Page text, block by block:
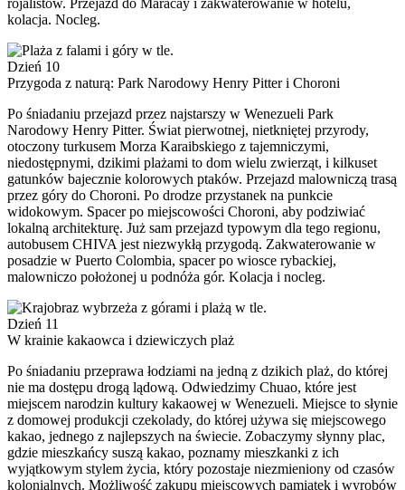
rojalistów. Przejazd do Maracay i zakwaterowanie w hotelu,
kolacja. Nocleg.
Dzień 10
Przygoda z naturą: Park Narodowy Henry Pitter i Choroni
Po śniadaniu przejazd przez najstarszy w Wenezueli Park
Narodowy Henry Pitter. Świat pierwotnej, nietkniętej przyrody,
otoczony turkusem Morza Karaibskiego z tajemniczymi,
niedostępnymi, dzikimi plażami to dom wielu zwierząt, i kilkuset
gatunków bajecznie kolorowych ptaków. Przejazd malowniczą trasą
przez góry do Choroni. Po drodze przystanek na punkcie
widokowym. Spacer po miejscowości Choroni, aby podziwiać
lokalną architekturę. Już sam przejazd typowym dla tego regionu,
autobusem CHIVA jest niezwykłą przygodą. Zakwaterowanie w
posadzie w Puerto Colombia, spacer po wiosce rybackiej,
malowniczo położonej u podnóża gór. Kolacja i nocleg.
Dzień 11
W krainie kakaowca i dziewiczych plaż
Po śniadaniu przeprawa łodziami na jedną z dzikich plaż, do której
nie ma dostępu drogą lądową. Odwiedzimy Chuao, które jest
miejscem narodzin kultury kakaowej w Wenezueli. Miejsce to słynie
z domowej produkcji czekolady, do której używa się miejscowego
kakao, jednego z najlepszych na świecie. Zobaczymy słynny plac,
gdzie mieszkańcy suszą kakao, poznamy mieszkanki z ich
wyjątkowym stylem życia, który pozostaje niezmieniony od czasów
kolonialnych. Możliwość zakupu miejscowych pamiątek i wyrobów